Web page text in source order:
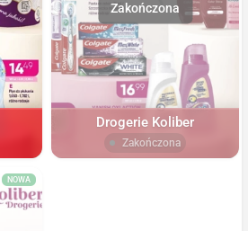
Drogerie Koliber
Zakończona
NOWA